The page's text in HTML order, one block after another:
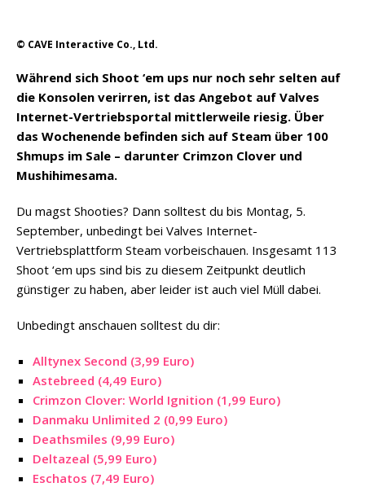
© CAVE Interactive Co., Ltd.
Während sich Shoot ‘em ups nur noch sehr selten auf
die Konsolen verirren, ist das Angebot auf Valves
Internet-Vertriebsportal mittlerweile riesig. Über
das Wochenende befinden sich auf Steam über 100
Shmups im Sale – darunter Crimzon Clover und
Mushihimesama.
Du magst Shooties? Dann solltest du bis Montag, 5.
September, unbedingt bei Valves Internet-
Vertriebsplattform Steam vorbeischauen. Insgesamt 113
Shoot ‘em ups sind bis zu diesem Zeitpunkt deutlich
günstiger zu haben, aber leider ist auch viel Müll dabei.
Unbedingt anschauen solltest du dir:
Alltynex Second (3,99 Euro)
Astebreed (4,49 Euro)
Crimzon Clover: World Ignition (1,99 Euro)
Danmaku Unlimited 2 (0,99 Euro)
Deathsmiles (9,99 Euro)
Deltazeal (5,99 Euro)
Eschatos (7,49 Euro)